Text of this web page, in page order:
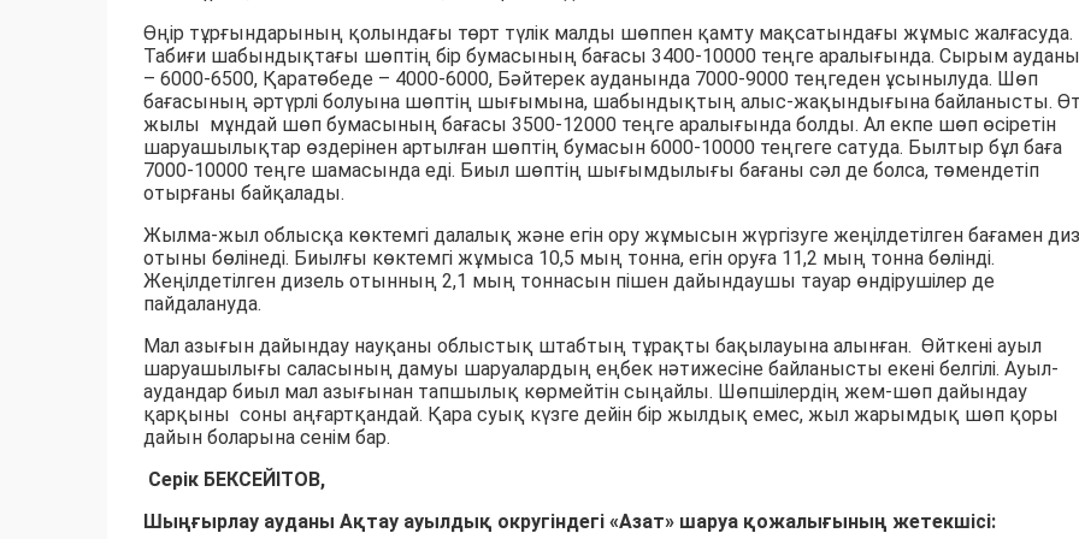
Өңір тұрғындарының қолындағы төрт түлік малды шөппен қамту мақсатындағы жұмыс жалғасуда.
Табиғи шабындықтағы шөптің бір бумасының бағасы 3400-10000 теңге аралығында. Сырым
– 6000-6500, Қаратөбеде – 4000-6000, Бәйтерек ауданында 7000-9000 теңгеден ұсынылуда. Шөп
бағасының әртүрлі болуына шөптің шығымына, шабындықтың алыс-жақындығына байланысты.
жылы мұндай шөп бумасының бағасы 3500-12000 теңге аралығында болды. Ал екпе шөп өсіретін
шаруашылықтар өздерінен артылған шөптің бумасын 6000-10000 теңгеге сатуда. Былтыр бұл баға
7000-10000 теңге шамасында еді. Биыл шөптің шығымдылығы бағаны сәл де болса, төмендетіп
отырғаны байқалады.
Жылма-жыл облысқа көктемгі далалық және егін ору жұмысын жүргізуге жеңілдетілген бағамен
отыны бөлінеді. Биылғы көктемгі жұмыса 10,5 мың тонна, егін оруға 11,2 мың тонна бөлінді.
Жеңілдетілген дизель отынның 2,1 мың тоннасын пішен дайындаушы тауар өндірушілер де
пайдалануда.
Мал азығын дайындау науқаны облыстық штабтың тұрақты бақылауына алынған. Өйткені ауыл
шаруашылығы саласының дамуы шаруалардың еңбек нәтижесіне байланысты екені белгілі. Ауыл-
аудандар биыл мал азығынан тапшылық көрмейтін сыңайлы. Шөпшілердің жем-шөп дайындау
қарқыны соны аңғартқандай. Қара суық күзге дейін бір жылдық емес, жыл жарымдық шөп қоры
дайын боларына сенім бар.
Серік БЕКСЕЙІТОВ,
Шыңғырлау ауданы Ақтау ауылдық округіндегі «Азат» шаруа қожалығының жетекшісі: